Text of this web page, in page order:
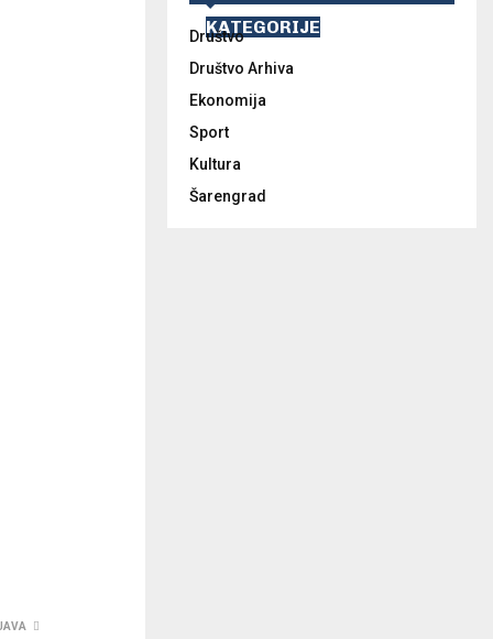
KATEGORIJE
Društvo
Društvo Arhiva
Ekonomija
Sport
Kultura
Šarengrad